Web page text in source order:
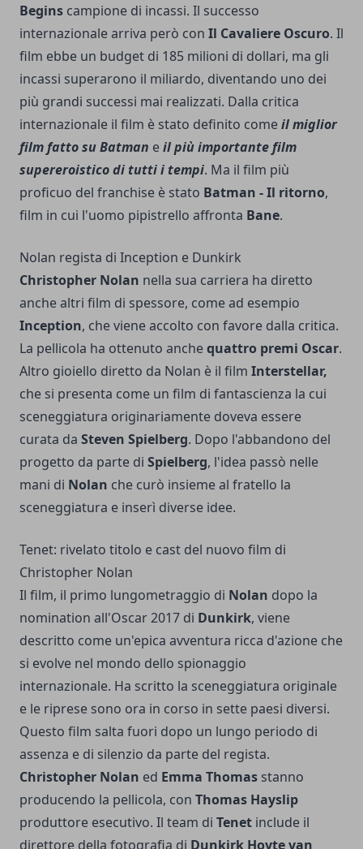
Begins campione di incassi. Il successo
internazionale arriva però con Il Cavaliere Oscuro. Il
film ebbe un budget di 185 milioni di dollari, ma gli
incassi superarono il miliardo, diventando uno dei
più grandi successi mai realizzati. Dalla critica
internazionale il film è stato definito comeil miglior
film fatto su Batman eil più importante film
supereroistico di tutti i tempi. Ma il film più
proficuo del franchise è stato Batman - Il ritorno,
film in cui l'uomo pipistrello affronta Bane.
Nolan regista di Inception e Dunkirk
Christopher Nolan nella sua carriera ha diretto
anche altri film di spessore, come ad esempio
Inception, che viene accolto con favore dalla critica.
La pellicola ha ottenuto anchequattro premi Oscar.
Altro gioiello diretto da Nolan è il film Interstellar,
che si presenta come un film di fantascienza la cui
sceneggiatura originariamente doveva essere
curata da Steven Spielberg. Dopo l'abbandono del
progetto da parte di Spielberg, l'idea passò nelle
mani di Nolan che curò insieme al fratello la
sceneggiatura e inserì diverse idee.
Tenet: rivelato titolo e cast del nuovo film di
Christopher Nolan
Il film, il primo lungometraggio di Nolan dopo la
nomination all'Oscar 2017 di Dunkirk, viene
descritto come un'epica avventura ricca d'azione che
si evolve nel mondo dello spionaggio
internazionale. Ha scritto la sceneggiatura originale
e le riprese sono ora in corso in sette paesi diversi.
Questo film salta fuori dopo un lungo periodo di
assenza e di silenzio da parte del regista.
Christopher Nolan ed Emma Thomas stanno
producendo la pellicola, con Thomas Hayslip
produttore esecutivo. Il team di Tenet include il
direttore della fotografia di Dunkirk Hoyte van